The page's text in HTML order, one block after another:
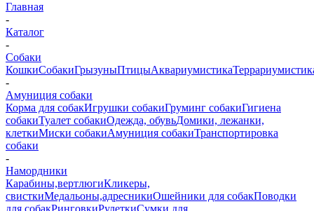
Главная
-
Каталог
-
Собаки
КошкиСобакиГрызуныПтицыАквариумистика
-
Амуниция собаки
Корма для собакИгрушки собакиГруминг собакиГигиена
собакиТуалет собакиОдежда, обувьДомики, лежанки,
клеткиМиски собакиАмуниция собакиТранспортировка
собаки
-
Намордники
Карабины,вертлюгиКликеры,
свисткиМедальоны,адресникиОшейники для собакПоводки
для собакРинговкиРулеткиСумки для